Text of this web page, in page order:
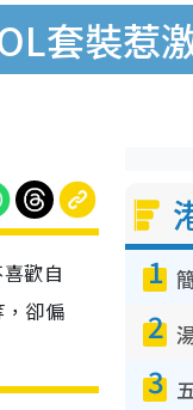
套裝惹
歡自
卻偏
1
2
3